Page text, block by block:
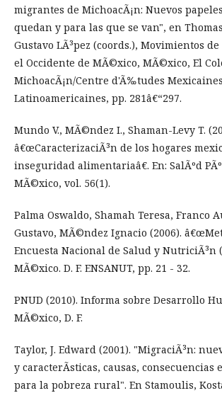
migrantes de MichoacÃ¡n: Nuevos
quedan y para las que se van", en
Gustavo LÃ³pez (coords.), Movimientos
el Occidente de MÃ©xico, MÃ©xico, El
MichoacÃ¡n/Centre d'Ã‰tudes
Latinoamericaines, pp. 281â€“297.
Mundo V., MÃ©ndez I., Shaman-Levy T.
â€œCaracterizaciÃ³n de los hogares
inseguridad alimentariaâ€. En: SalÃºd
MÃ©xico, vol. 56(1).
Palma Oswaldo, Shamah Teresa, Franco
Gustavo, MÃ©ndez Ignacio (2006).
Encuesta Nacional de Salud y NutriciÃ³n
MÃ©xico. D. F. ENSANUT, pp. 21 - 32.
PNUD (2010). Informa sobre Desarrollo
MÃ©xico, D. F.
Taylor, J. Edward (2001). "MigraciÃ³n:
y caracterÃ­sticas, causas, consecuencias
para la pobreza rural". En Stamoulis,